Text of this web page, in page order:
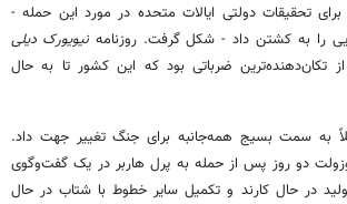
تحقیقات دولتی ایالات متحده در مورد این حمله -
نیویورک دیلی
ضرباتی بود که این کشور تا به حال
به سمت بسیج همه‌جانبه برای جنگ تغییر جهت داد.
دو روز پس از حمله به پرل هاربر در یک گفت‌وگوی
در حال کارند و تکمیل سایر خطوط با شتاب در حال